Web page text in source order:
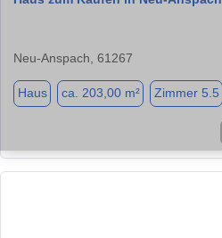
Neu-Anspach, 61267
Haus ca. 203,00 m² Zimmer 5.5